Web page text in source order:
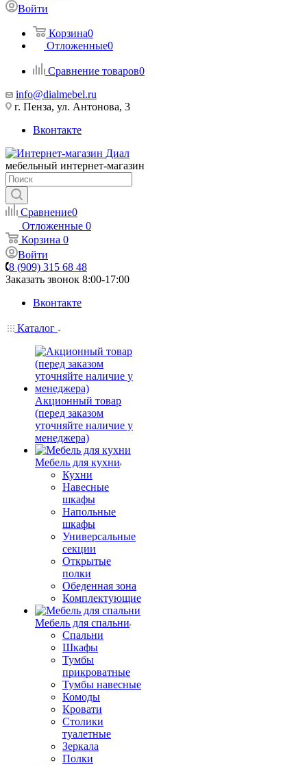
Войти
Корзина0
Отложенные0
Сравнение товаров0
info@dialmebel.ru
г. Пенза, ул. Антонова, 3
Вконтакте
мебельный интернет-магазин
Сравнение0
Отложенные 0
Корзина 0
Войти
8 (909) 315 68 48
Заказать звонок 8:00-17:00
Вконтакте
Каталог
Акционный товар
(перед заказом
уточняйте наличие у
менеджера)
Мебель для кухни
Кухни
Навесные
шкафы
Напольные
шкафы
Универсальные
секции
Открытые
полки
Обеденная зона
Комплектующие
Мебель для спальни
Спальни
Шкафы
Тумбы
прикроватные
Тумбы навесные
Комоды
Кровати
Столики
туалетные
Зеркала
Полки